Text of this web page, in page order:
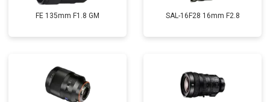
FE 135mm F1.8 GM SAL-16F28 16mm F2.8